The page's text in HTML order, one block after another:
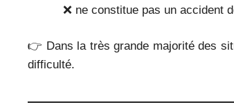
❌ ne constitue pas un accident
👉 Dans la très grande majorité des
difficulté.